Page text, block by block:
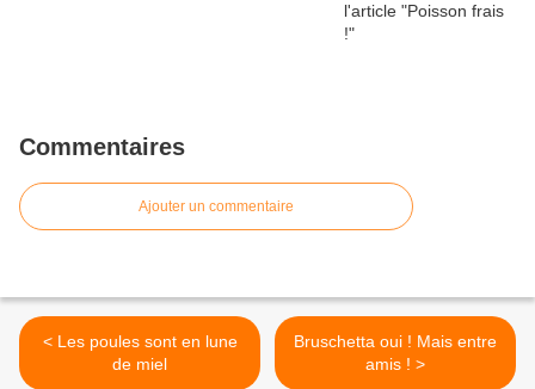
Commentaires
Ajouter un commentaire
< Les poules sont en lune
de miel
Bruschetta oui ! Mais entre
amis ! >